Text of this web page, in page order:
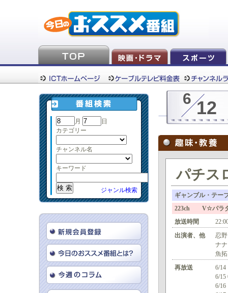
月
日
カテゴリー
チャンネル名
キーワード
ジャンル検索
6 12
パチス
ギャンブル・テー
223ch V☆パラ
放送時間
出演者、他
忍
ナ
魚
再放送
6/
6/
6/